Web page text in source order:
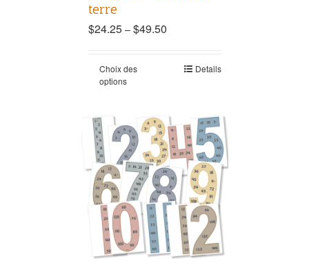
terre
$24.25– $49.50
Choix des
options
Details